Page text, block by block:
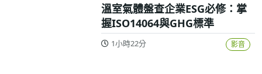
溫室氣體盤查企業ESG必修：掌
握ISO14064與GHG標準
1小時22分 影音